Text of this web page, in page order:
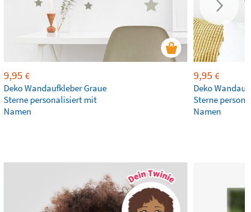
9,95 €
Deko Wandaufkleber Graue
Sterne personalisiert mit
Namen
9,95 €
Deko
Sterne
Namen